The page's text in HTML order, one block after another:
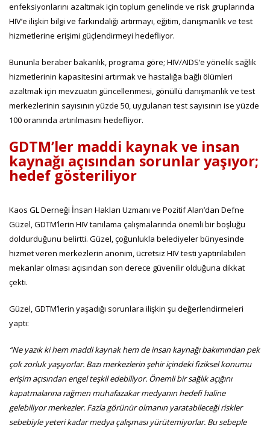
enfeksiyonlarını azaltmak için toplum genelinde ve risk gruplarında
HIV’e ilişkin bilgi ve farkındalığı artırmayı, eğitim, danışmanlık ve test
hizmetlerine erişimi güçlendirmeyi hedefliyor.
Bununla beraber bakanlık, programa göre; HIV/AIDS’e yönelik sağlık
hizmetlerinin kapasitesini artırmak ve hastalığa bağlı ölümleri
azaltmak için mevzuatın güncellenmesi, gönüllü danışmanlık ve test
merkezlerinin sayısının yüzde 50, uygulanan test sayısının ise yüzde
100 oranında artırılmasını hedefliyor.
GDTM’ler maddi kaynak ve insan
kaynağı açısından sorunlar yaşıyor;
hedef gösteriliyor
Kaos GL Derneği İnsan Hakları Uzmanı ve Pozitif Alan’dan Defne
Güzel, GDTM’lerin HIV tanılama çalışmalarında önemli bir boşluğu
doldurduğunu belirtti. Güzel, çoğunlukla belediyeler bünyesinde
hizmet veren merkezlerin anonim, ücretsiz HIV testi yaptırılabilen
mekanlar olması açısından son derece güvenilir olduğuna dikkat
çekti.
Güzel, GDTM’lerin yaşadığı sorunlara ilişkin şu değerlendirmeleri
yaptı:
“Ne yazık ki hem maddi kaynak hem de insan kaynağı bakımından pek
çok zorluk yaşıyorlar. Bazı merkezlerin şehir içindeki fiziksel konumu
erişim açısından engel teşkil edebiliyor. Önemli bir sağlık açığını
kapatmalarına rağmen muhafazakar medyanın hedefi haline
gelebiliyor merkezler. Fazla görünür olmanın yaratabileceği riskler
sebebiyle yeteri kadar medya çalışması yürütemiyorlar. Bu sebeple